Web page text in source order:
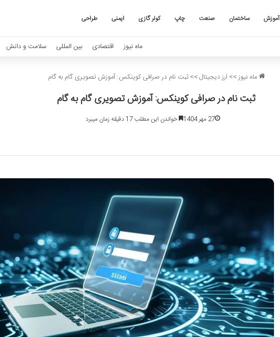
آموزش ساختمان صنعت چاپ کولر گازی ایمنی طراحی
ماه نیوز اقتصادی بین المللی سلامت و دانش
ماه نیوز>> ارز دیجیتال>> ثبت نام در صرافی کوینکس: آموزش تصویری گام به گام
ثبت نام در صرافی کوینکس: آموزش تصویری گام به گام
27 مهر 1404 خواندن این مطلب 17 دقیقه زمان میبرد